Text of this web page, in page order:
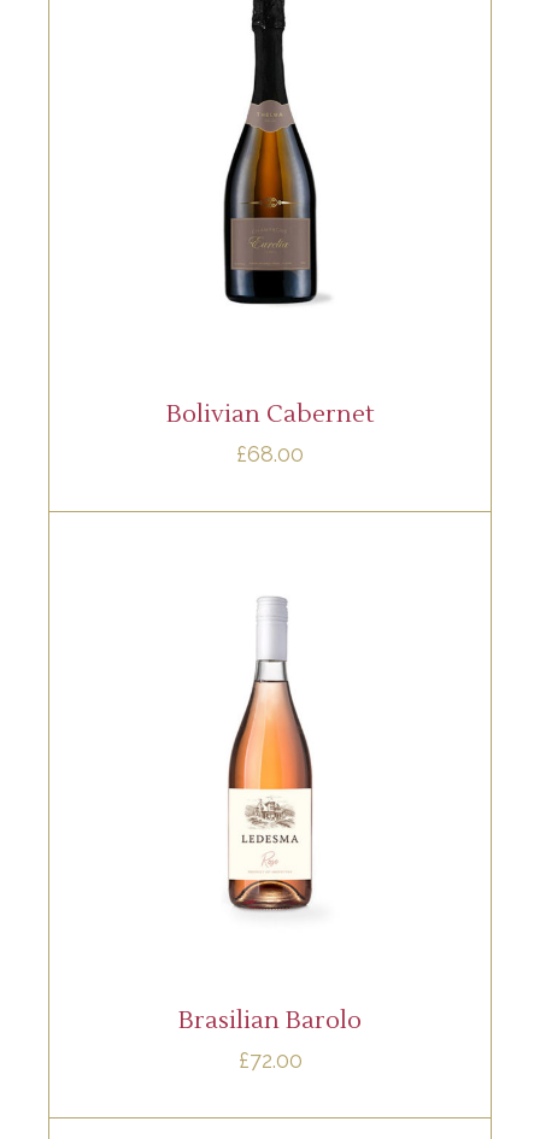
, WHITE
Lorem ipsum dolor sit amet, offendit
adipisci quo id, ne vel vidit facilisis
aliquando. Nostrud fore
Bolivian Cabernet
£68.00
RED,ROSE
Lorem ipsum dolor sit amet, offendit
adipisci quo id, ne vel vidit facilisis
aliquando. Nostrud fore
Brasilian Barolo
£72.00